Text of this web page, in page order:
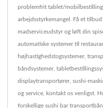
problemfrit tablet/
arbejdsstyrkemangel. Få et
madserviceudstyr og løft din
automatiske systemer til
højhastighedstogsystemer,
båndsystemer,
displaytransportører, sushi-
og service, kontakt os venligst.
forskellige sushi bar